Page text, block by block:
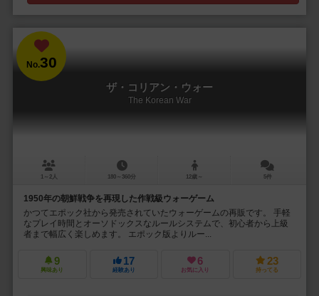
No.30
ザ・コリアン・ウォー
The Korean War
1～2人 180～360分 12歳～ 5件
1950年の朝鮮戦争を再現した作戦級ウォーゲーム
かつてエポック社から発売されていたウォーゲームの再販です。 手軽
なプレイ時間とオーソドックスなルールシステムで、初心者から上級
者まで幅広く楽しめます。 エポック版よりルー...
9
興味あり
17
経験あり
6
お気に入り
23
持ってる